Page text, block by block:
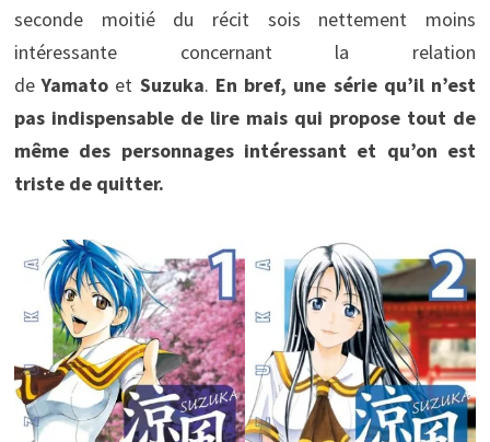
seconde moitié du récit sois nettement moins
intéressante concernant la relation
deYamato et Suzuka. En bref, une série qu’il n’est
pas indispensable de lire mais qui propose tout de
même des personnages intéressant et qu’on est
triste de quitter.